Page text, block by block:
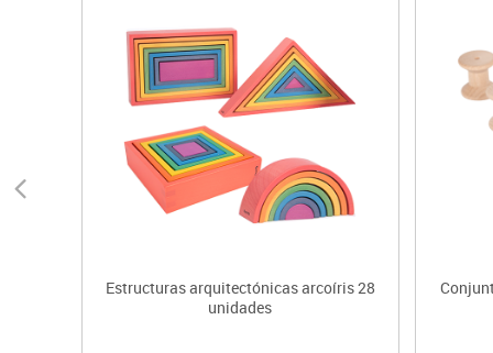
Estructuras arquitectónicas arcoíris 28
unidades